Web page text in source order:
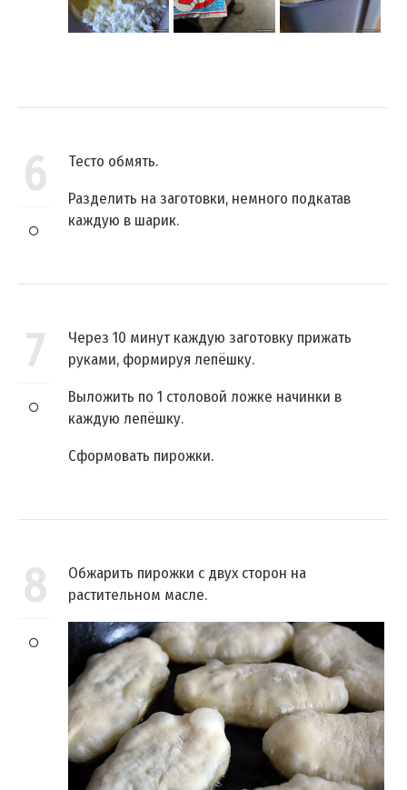
6
Тесто обмять.
Разделить на заготовки, немного подкатав
каждую в шарик.
7
Через 10 минут каждую заготовку прижать
руками, формируя лепёшку.
Выложить по 1 столовой ложке начинки в
каждую лепёшку.
Сформовать пирожки.
8
Обжарить пирожки с двух сторон на
растительном масле.